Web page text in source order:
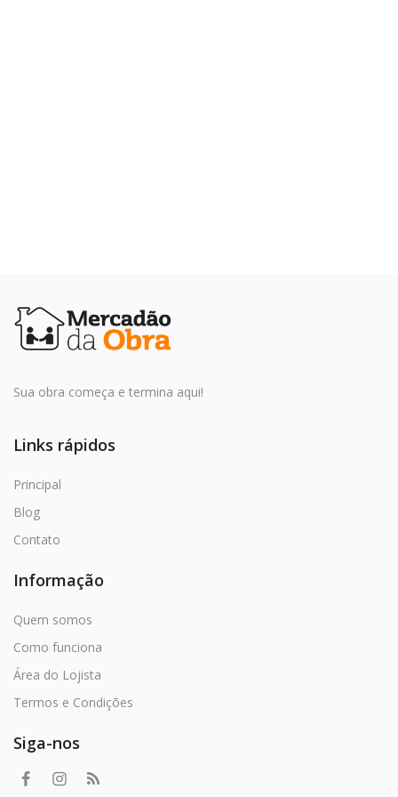
Favoritos
Entrar
Cadastrar
Sua obra começa e termina aqui!
Links rápidos
Principal
Blog
Contato
Informação
Quem somos
Como funciona
Área do Lojista
Termos e Condições
Siga-nos